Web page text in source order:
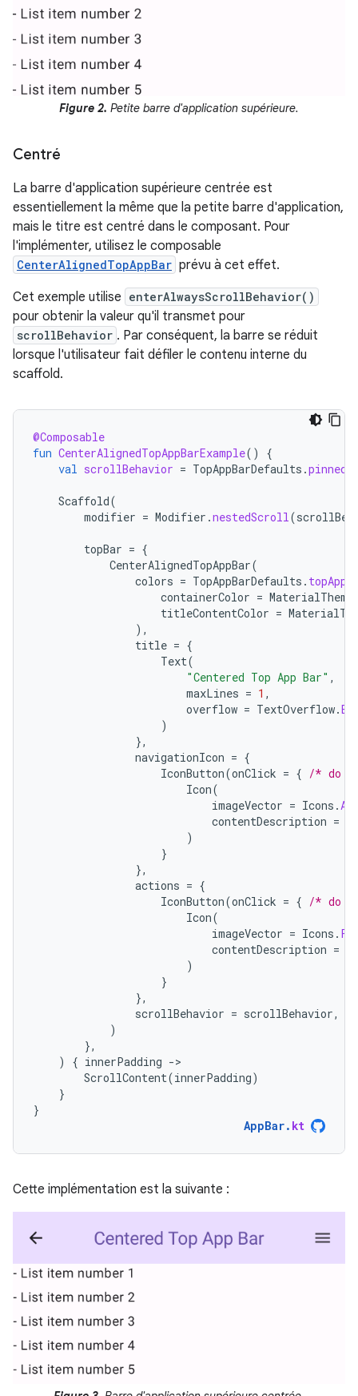
Figure 2. Petite barre d'application supérieure.
Centré
La barre d'application supérieure centrée est
essentiellement la même que la petite barre d'application,
mais le titre est centré dans le composant. Pour
l'implémenter, utilisez le composable
CenterAlignedTopAppBar prévu à cet effet.
Cet exemple utilise enterAlwaysScrollBehavior()
pour obtenir la valeur qu'il transmet pour
scrollBehavior . Par conséquent, la barre se réduit
lorsque l'utilisateur fait défiler le contenu interne du
scaffold.
@Composable
fun CenterAlignedTopAppBarExample()
{
val scrollBehavior = TopAppBarDefaults .
Scaffold(
modifier = Modifier .nestedScroll (
topBar = {
CenterAlignedTopAppBar(
colors = TopAppBarDefaults .
containerColor = MaterialTheme
titleContentColor =
),
title = {
Text(
"Centered Top App Bar" ,
maxLines = 1 ,
overflow = TextOverflow.
)
},
navigationIcon = {
IconButton(onClick = { /* do
Icon(
imageVector = Icons .
contentDescription =
)
}
},
actions = {
IconButton(onClick = { /* do
Icon(
imageVector = Icons .
contentDescription =
)
}
},
scrollBehavior = scrollBehavior,
)
},
)
{ innerPadding -
ScrollContent(innerPadding)
}
}
AppBar. kt
Cette implémentation est la suivante :